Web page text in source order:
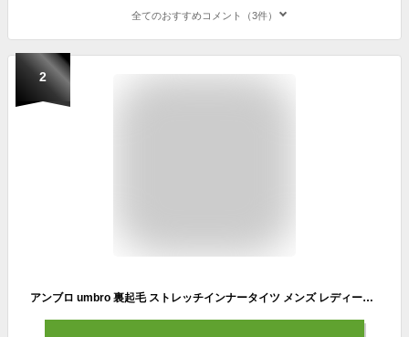
全てのおすすめコメント（3件）
2
アンブロ umbro 裏起毛 ストレッチインナータイツ メンズ レディース/スポーツウェア 保温 アンダー スパッツ サッカー フットボール トレーニング ランニング ジム ジョギング 男女兼用 秋冬 レギンス ボトムス パンツ/UUUUJM06【返品不可】